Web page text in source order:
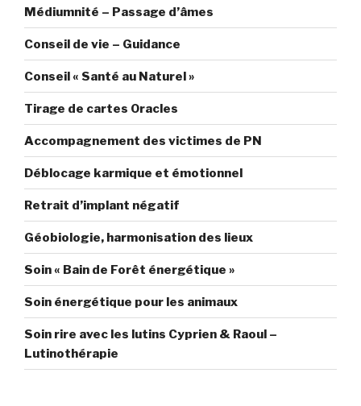
Médiumnité – Passage d’âmes
Conseil de vie – Guidance
Conseil « Santé au Naturel »
Tirage de cartes Oracles
Accompagnement des victimes de PN
Déblocage karmique et émotionnel
Retrait d’implant négatif
Géobiologie, harmonisation des lieux
Soin « Bain de Forêt énergétique »
Soin énergétique pour les animaux
Soin rire avec les lutins Cyprien & Raoul –
Lutinothérapie